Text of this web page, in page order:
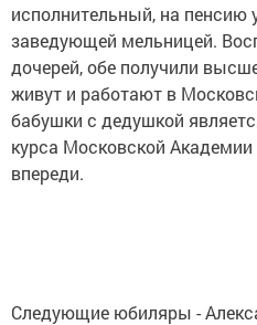
исполнительный, на пенсию
заведующей мельницей.
дочерей, обе получили
живут и работают в
бабушки с дедушкой
курса Московской
впереди.
Следующие юбиляры -